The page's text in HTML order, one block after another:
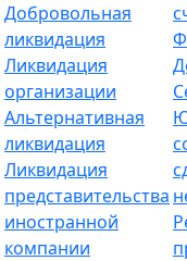
Добровольная
ликвидация
Ликвидация
организации
Альтернативная
ликвидация
Ликвидация
представительства
иностранной
компании